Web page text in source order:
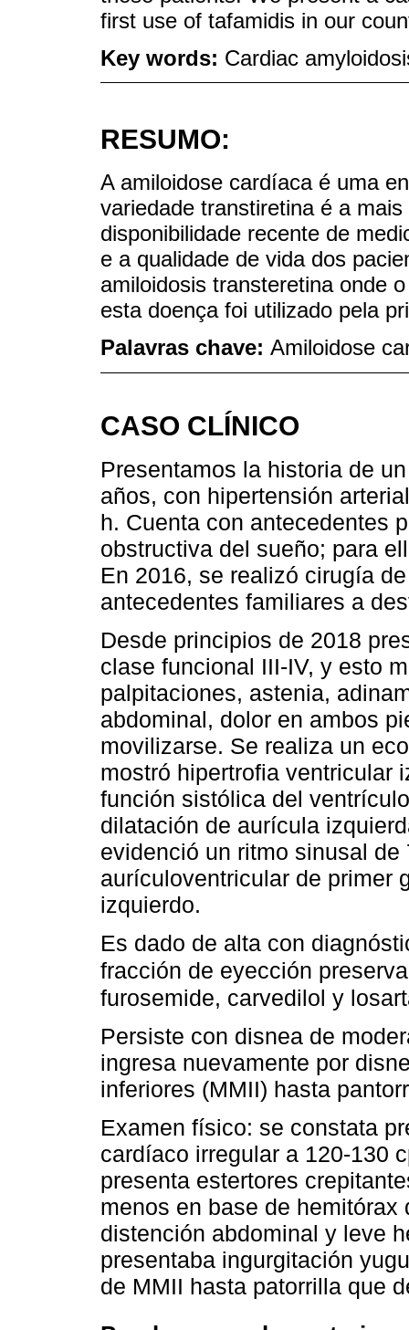
first use of tafamidis in our
Key words: Cardiac
RESUMO:
A amiloidose cardíaca é uma
variedade transtiretina é a
disponibilidade recente de
e a qualidade de vida dos
amiloidosis transteretina onde
esta doença foi utilizado pela
Palavras chave: Amiloidose
CASO CLÍNICO
Presentamos la historia de
años, con hipertensión
h. Cuenta con antecedentes
obstructiva del sueño; para
En 2016, se realizó cirugía
antecedentes familiares a
Desde principios de 2018
clase funcional III-IV, y esto
palpitaciones, astenia,
abdominal, dolor en ambos
movilizarse. Se realiza un
mostró hipertrofia ventricular
función sistólica del
dilatación de aurícula
evidenció un ritmo sinusal
aurículoventricular de primer
izquierdo.
Es dado de alta con
fracción de eyección
furosemide, carvedilol y
Persiste con disnea de
ingresa nuevamente por
inferiores (MMII) hasta
Examen físico: se constata
cardíaco irregular a 120-130
presenta estertores
menos en base de
distención abdominal y leve
presentaba ingurgitación
de MMII hasta patorrilla que